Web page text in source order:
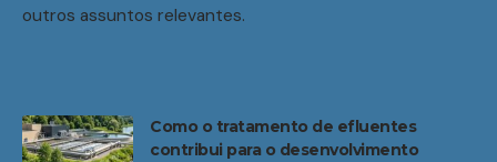
outros assuntos relevantes.
Como o tratamento de efluentes
contribui para o desenvolvimento